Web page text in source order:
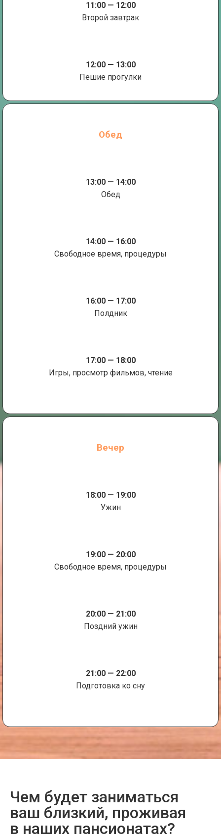
11:00 — 12:00
Второй завтрак
12:00 — 13:00
Пешие прогулки
Обед
13:00 — 14:00
Обед
14:00 — 16:00
Свободное время, процедуры
16:00 — 17:00
Полдник
17:00 — 18:00
Игры, просмотр фильмов, чтение
Вечер
18:00 — 19:00
Ужин
19:00 — 20:00
Свободное время, процедуры
20:00 — 21:00
Поздний ужин
21:00 — 22:00
Подготовка ко сну
Чем будет заниматься
ваш близкий, проживая
в наших пансионатах?